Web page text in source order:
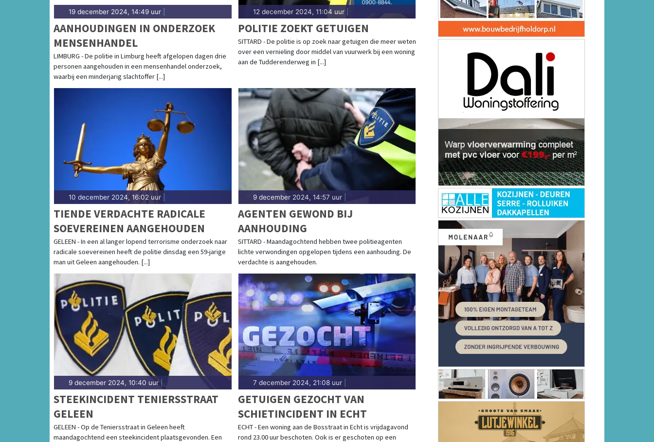
19 december 2024, 14:49 uur
AANHOUDINGEN IN ONDERZOEK
MENSENHANDEL
LIMBURG - De politie in Limburg heeft afgelopen dagen drie
personen aangehouden in een mensenhandel onderzoek,
waarbij een minderjarig slachtoffer [...]
12 december 2024, 11:04 uur|
POLITIE ZOEKT GETUIGEN
SITTARD - De politie is op zoek naar getuigen die meer weten
over een vernieling door middel van vuurwerk bij een woning
aan de Tudderenderweg in [...]
10 december 2024, 16:02 uur
TIENDE VERDACHTE RADICALE
SOEVEREINEN AANGEHOUDEN
GELEEN - In een al langer lopend terrorisme onderzoek naar
radicale soevereinen heeft de politie dinsdag een 59-jarige
man uit Geleen aangehouden. [...]
9 december 2024, 14:57 uur|
AGENTEN GEWOND BIJ
AANHOUDING
SITTARD - Maandagochtend hebben twee politieagenten
lichte verwondingen opgelopen tijdens een aanhouding. De
verdachte is aangehouden.
9 december 2024, 10:40 uur
STEEKINCIDENT TENIERSSTRAAT
GELEEN
GELEEN - Op de Teniersstraat in Geleen heeft
maandagochtend een steekincident plaatsgevonden. Een
7 december 2024, 21:08 uur|
GETUIGEN GEZOCHT VAN
SCHIETINCIDENT IN ECHT
ECHT - Een woning aan de Bosstraat in Echt is vrijdagavond
rond 23.00 uur beschoten. Ook is er geschoten op een